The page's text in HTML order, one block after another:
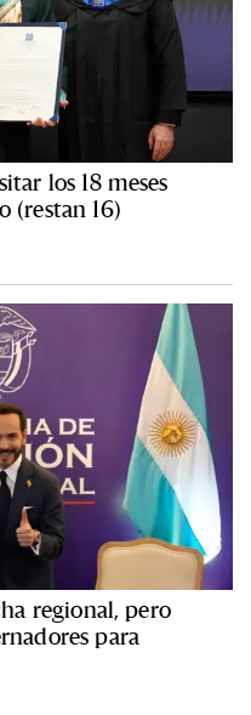
los 18 meses
(restan 16)
regional, pero
para